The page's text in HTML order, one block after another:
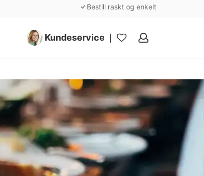
Bestill raskt og enkelt
Kundeservice
Mine